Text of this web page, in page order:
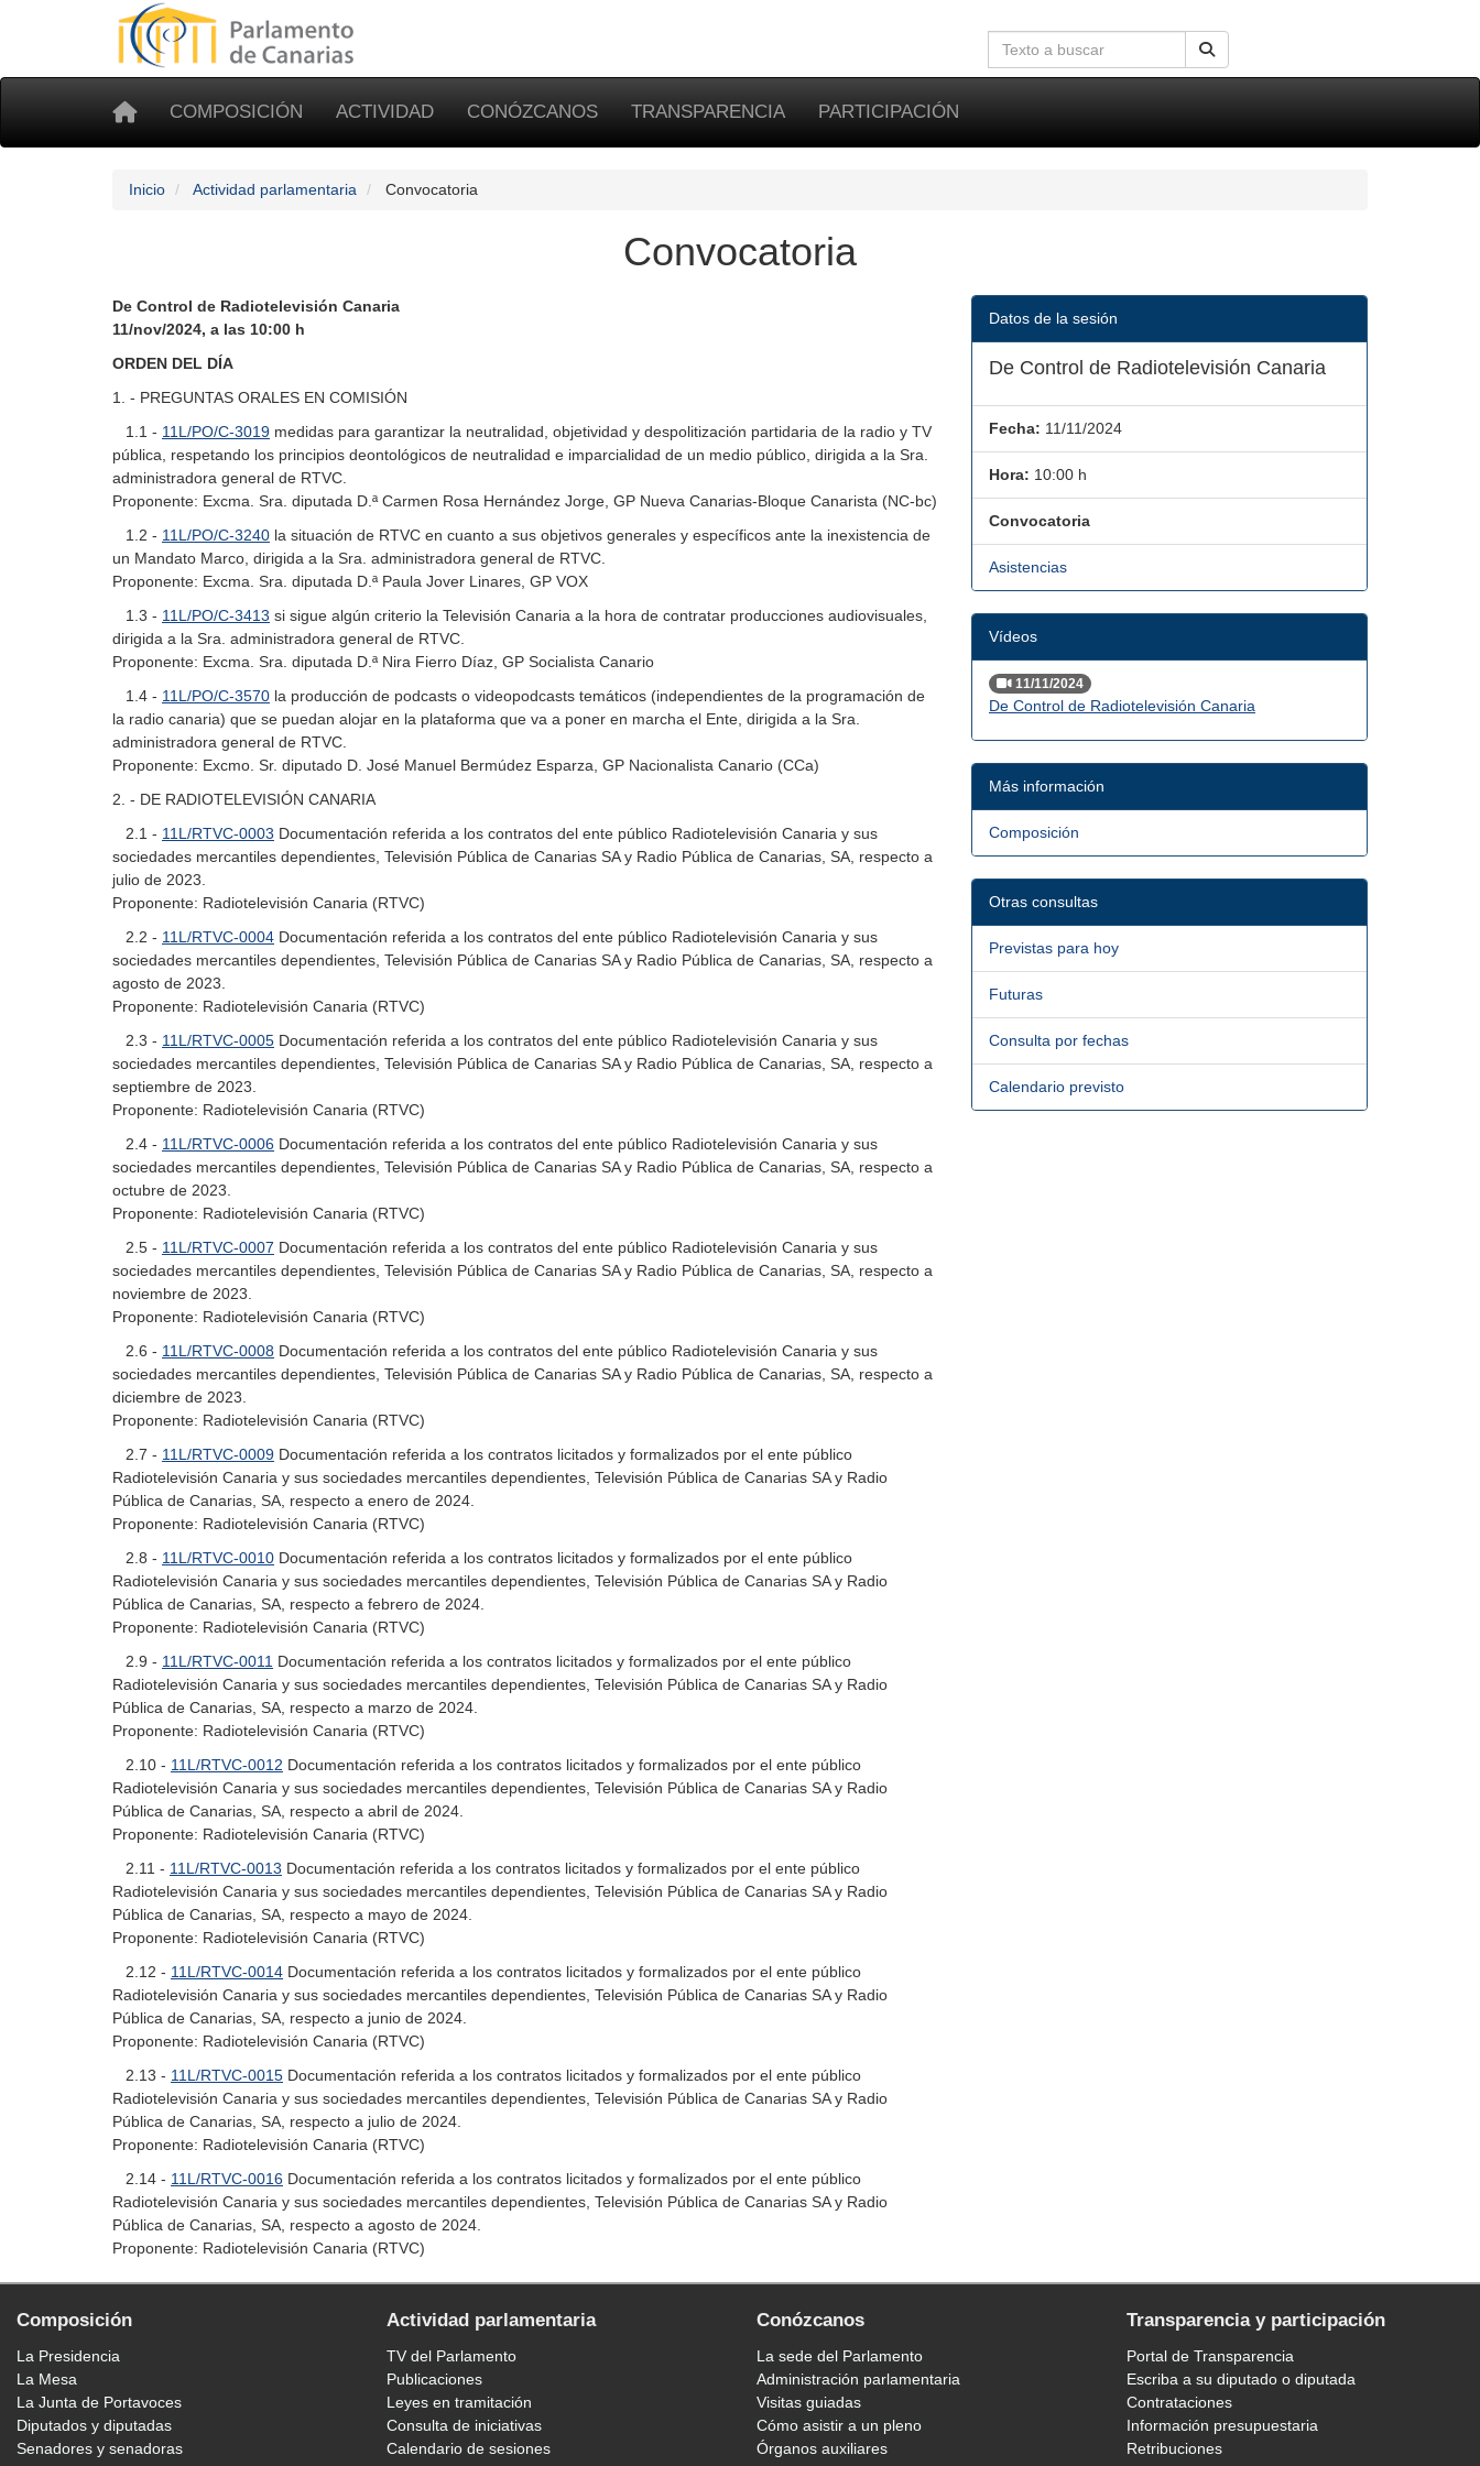
COMPOSICIÓN ACTIVIDAD CONÓZCANOS TRANSPARENCIA PARTICIPACIÓN
Inicio Actividad parlamentaria Convocatoria
Convocatoria
De Control de Radiotelevisión Canaria
11/nov/2024, a las 10:00 h
ORDEN DEL DÍA
1. - PREGUNTAS ORALES EN COMISIÓN
1.1 - 11L/PO/C-3019 medidas para garantizar la neutralidad, objetividad y despolitización partidaria de la radio y TV
pública, respetando los principios deontológicos de neutralidad e imparcialidad de un medio público, dirigida a la Sra.
administradora general de RTVC.
Proponente: Excma. Sra. diputada D.ª Carmen Rosa Hernández Jorge, GP Nueva Canarias-Bloque Canarista (NC-bc)
1.2 - 11L/PO/C-3240 la situación de RTVC en cuanto a sus objetivos generales y específicos ante la inexistencia de
un Mandato Marco, dirigida a la Sra. administradora general de RTVC.
Proponente: Excma. Sra. diputada D.ª Paula Jover Linares, GP VOX
1.3 - 11L/PO/C-3413 si sigue algún criterio la Televisión Canaria a la hora de contratar producciones audiovisuales,
dirigida a la Sra. administradora general de RTVC.
Proponente: Excma. Sra. diputada D.ª Nira Fierro Díaz, GP Socialista Canario
1.4 - 11L/PO/C-3570 la producción de podcasts o videopodcasts temáticos (independientes de la programación de
la radio canaria) que se puedan alojar en la plataforma que va a poner en marcha el Ente, dirigida a la Sra.
administradora general de RTVC.
Proponente: Excmo. Sr. diputado D. José Manuel Bermúdez Esparza, GP Nacionalista Canario (CCa)
2. - DE RADIOTELEVISIÓN CANARIA
2.1 - 11L/RTVC-0003 Documentación referida a los contratos del ente público Radiotelevisión Canaria y sus
sociedades mercantiles dependientes, Televisión Pública de Canarias SA y Radio Pública de Canarias, SA, respecto a
julio de 2023.
Proponente: Radiotelevisión Canaria (RTVC)
2.2 - 11L/RTVC-0004 Documentación referida a los contratos del ente público Radiotelevisión Canaria y sus
sociedades mercantiles dependientes, Televisión Pública de Canarias SA y Radio Pública de Canarias, SA, respecto a
agosto de 2023.
Proponente: Radiotelevisión Canaria (RTVC)
2.3 - 11L/RTVC-0005 Documentación referida a los contratos del ente público Radiotelevisión Canaria y sus
sociedades mercantiles dependientes, Televisión Pública de Canarias SA y Radio Pública de Canarias, SA, respecto a
septiembre de 2023.
Proponente: Radiotelevisión Canaria (RTVC)
2.4 - 11L/RTVC-0006 Documentación referida a los contratos del ente público Radiotelevisión Canaria y sus
sociedades mercantiles dependientes, Televisión Pública de Canarias SA y Radio Pública de Canarias, SA, respecto a
octubre de 2023.
Proponente: Radiotelevisión Canaria (RTVC)
2.5 - 11L/RTVC-0007 Documentación referida a los contratos del ente público Radiotelevisión Canaria y sus
sociedades mercantiles dependientes, Televisión Pública de Canarias SA y Radio Pública de Canarias, SA, respecto a
noviembre de 2023.
Proponente: Radiotelevisión Canaria (RTVC)
2.6 - 11L/RTVC-0008 Documentación referida a los contratos del ente público Radiotelevisión Canaria y sus
sociedades mercantiles dependientes, Televisión Pública de Canarias SA y Radio Pública de Canarias, SA, respecto a
diciembre de 2023.
Proponente: Radiotelevisión Canaria (RTVC)
2.7 - 11L/RTVC-0009 Documentación referida a los contratos licitados y formalizados por el ente público
Radiotelevisión Canaria y sus sociedades mercantiles dependientes, Televisión Pública de Canarias SA y Radio
Pública de Canarias, SA, respecto a enero de 2024.
Proponente: Radiotelevisión Canaria (RTVC)
2.8 - 11L/RTVC-0010 Documentación referida a los contratos licitados y formalizados por el ente público
Radiotelevisión Canaria y sus sociedades mercantiles dependientes, Televisión Pública de Canarias SA y Radio
Pública de Canarias, SA, respecto a febrero de 2024.
Proponente: Radiotelevisión Canaria (RTVC)
2.9 - 11L/RTVC-0011 Documentación referida a los contratos licitados y formalizados por el ente público
Radiotelevisión Canaria y sus sociedades mercantiles dependientes, Televisión Pública de Canarias SA y Radio
Pública de Canarias, SA, respecto a marzo de 2024.
Proponente: Radiotelevisión Canaria (RTVC)
2.10 - 11L/RTVC-0012 Documentación referida a los contratos licitados y formalizados por el ente público
Radiotelevisión Canaria y sus sociedades mercantiles dependientes, Televisión Pública de Canarias SA y Radio
Pública de Canarias, SA, respecto a abril de 2024.
Proponente: Radiotelevisión Canaria (RTVC)
2.11 - 11L/RTVC-0013 Documentación referida a los contratos licitados y formalizados por el ente público
Radiotelevisión Canaria y sus sociedades mercantiles dependientes, Televisión Pública de Canarias SA y Radio
Pública de Canarias, SA, respecto a mayo de 2024.
Proponente: Radiotelevisión Canaria (RTVC)
2.12 - 11L/RTVC-0014 Documentación referida a los contratos licitados y formalizados por el ente público
Radiotelevisión Canaria y sus sociedades mercantiles dependientes, Televisión Pública de Canarias SA y Radio
Pública de Canarias, SA, respecto a junio de 2024.
Proponente: Radiotelevisión Canaria (RTVC)
2.13 - 11L/RTVC-0015 Documentación referida a los contratos licitados y formalizados por el ente público
Radiotelevisión Canaria y sus sociedades mercantiles dependientes, Televisión Pública de Canarias SA y Radio
Pública de Canarias, SA, respecto a julio de 2024.
Proponente: Radiotelevisión Canaria (RTVC)
2.14 - 11L/RTVC-0016 Documentación referida a los contratos licitados y formalizados por el ente público
Radiotelevisión Canaria y sus sociedades mercantiles dependientes, Televisión Pública de Canarias SA y Radio
Pública de Canarias, SA, respecto a agosto de 2024.
Proponente: Radiotelevisión Canaria (RTVC)
Datos de la sesión
De Control de Radiotelevisión Canaria
Fecha: 11/11/2024
Hora: 10:00 h
Convocatoria
Asistencias
Vídeos
11/11/2024
De Control de Radiotelevisión Canaria
Más información
Composición
Otras consultas
Previstas para hoy
Futuras
Consulta por fechas
Calendario previsto
Composición
La Presidencia
La Mesa
La Junta de Portavoces
Diputados y diputadas
Senadores y senadoras
Actividad parlamentaria
TV del Parlamento
Publicaciones
Leyes en tramitación
Consulta de iniciativas
Calendario de sesiones
Conózcanos
La sede del Parlamento
Administración parlamentaria
Visitas guiadas
Cómo asistir a un pleno
Órganos auxiliares
Transparencia y participación
Portal de Transparencia
Escriba a su diputado o diputada
Contrataciones
Información presupuestaria
Retribuciones